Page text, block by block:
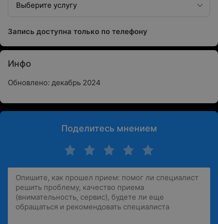
Выберите услугу
Запись доступна только по телефону
Инфо
Обновлено: декабрь 2024
Поделитесь мнением